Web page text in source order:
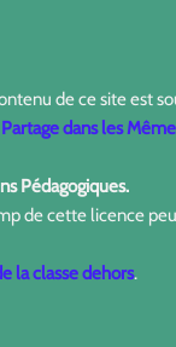
de ce site est
dans les
Pédagogiques.
de cette licence
la classe dehors.